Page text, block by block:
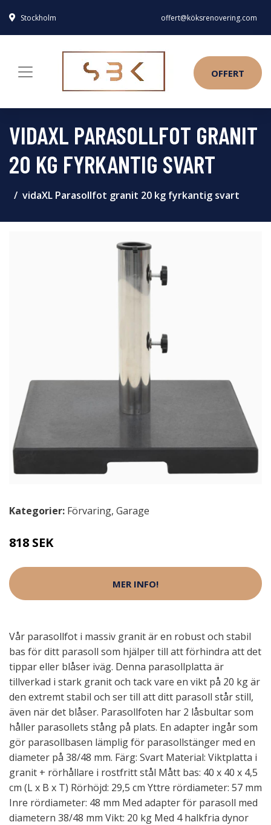
Stockholm offert@köksrenovering.com
OFFERT
VIDAXL PARASOLLFOT GRANIT
20 KG FYRKANTIG SVART
vidaXL Parasollfot granit 20 kg fyrkantig svart
Kategorier: Förvaring, Garage
818 SEK
MER INFO!
Vår parasollfot i massiv granit är en robust och stabil
bas för ditt parasoll som hjälper till att förhindra att det
tippar eller blåser iväg. Denna parasollplatta är
tillverkad i stark granit och tack vare en vikt på 20 kg är
den extremt stabil och ser till att ditt parasoll står still,
även när det blåser. Parasollfoten har 2 låsbultar som
håller parasollets stång på plats. En adapter ingår som
gör parasollbasen lämplig för parasollstänger med en
diameter på 38/48 mm. Färg: Svart Material: Viktplatta i
granit + rörhållare i rostfritt stål Mått bas: 40 x 40 x 4,5
cm (L x B x T) Rörhöjd: 29,5 cm Yttre rördiameter: 57 mm
Inre rördiameter: 48 mm Med adapter för parasoll med
diametern 38/48 mm Vikt: 20 kg Med 4 halkfria dynor